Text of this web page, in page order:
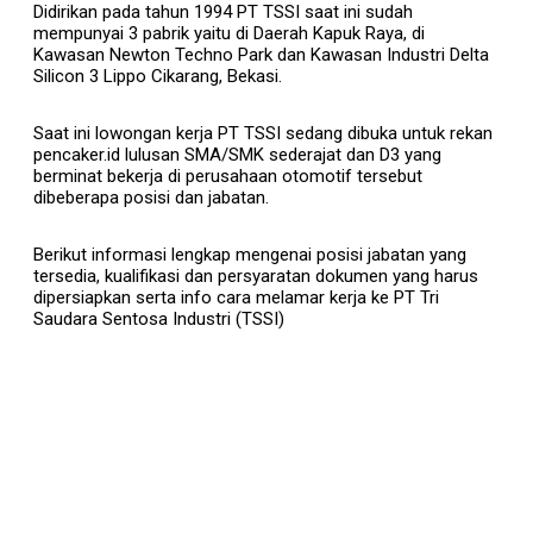
Didirikan pada tahun 1994 PT TSSI saat ini sudah
mempunyai 3 pabrik yaitu di Daerah Kapuk Raya, di
Kawasan Newton Techno Park dan Kawasan Industri Delta
Silicon 3 Lippo Cikarang, Bekasi.
Saat ini lowongan kerja PT TSSI sedang dibuka untuk rekan
pencaker.id lulusan SMA/SMK sederajat dan D3 yang
berminat bekerja di perusahaan otomotif tersebut
dibeberapa posisi dan jabatan.
Berikut informasi lengkap mengenai posisi jabatan yang
tersedia, kualifikasi dan persyaratan dokumen yang harus
dipersiapkan serta info cara melamar kerja ke PT Tri
Saudara Sentosa Industri (TSSI)